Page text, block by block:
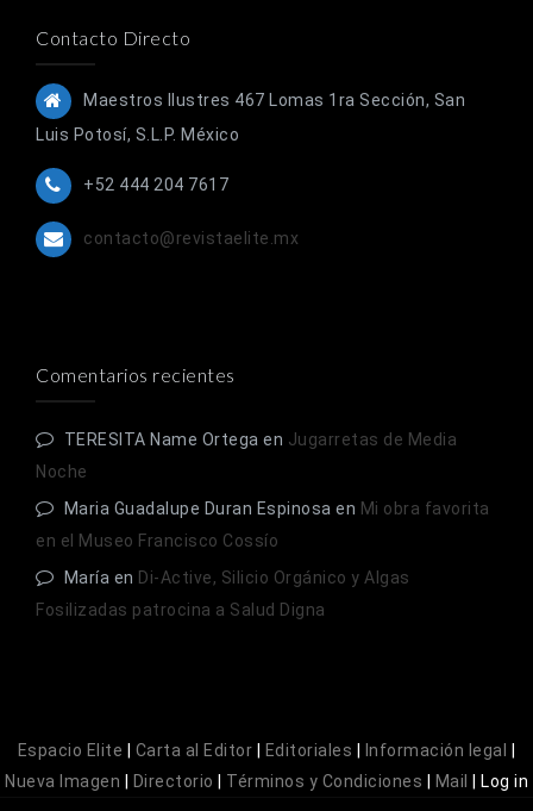
Contacto Directo
Maestros Ilustres 467 Lomas 1ra Sección, San
Luis Potosí, S.L.P. México
+52 444 204 7617
contacto@revistaelite.mx
Comentarios recientes
TERESITA Name Ortega en Jugarretas de Media
Noche
Maria Guadalupe Duran Espinosa en Mi obra favorita
en el Museo Francisco Cossío
María en Di-Active, Silicio Orgánico y Algas
Fosilizadas patrocina a Salud Digna
Espacio Elite Carta al Editor Editoriales Información legal
Nueva Imagen
Directorio Términos y Condiciones Mail Log in